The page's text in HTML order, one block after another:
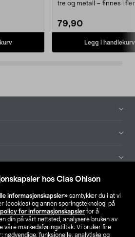
hos Clas Ohlson
informasjonskapsler» samtykker du i at vi
(cookies) og annen sporingsteknologi på
policy for informasjonskapsler for å
din på vårt nettsted, analysere bruken av
våre markedsføringstiltak. Vi bruker fire
nødvendige, funksjonelle, analytiske og
tre og metall – finnes i
79,90
Legg i handlekurv
Finn din butikk